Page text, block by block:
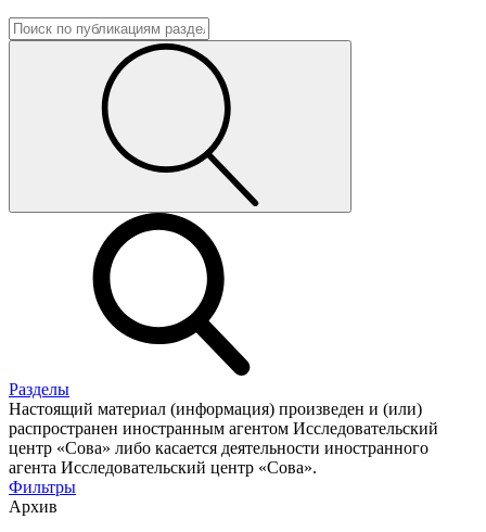
Разделы
Настоящий материал (информация) произведен и (или)
распространен иностранным агентом Исследовательский
центр «Сова» либо касается деятельности иностранного
агента Исследовательский центр «Сова».
Фильтры
Архив